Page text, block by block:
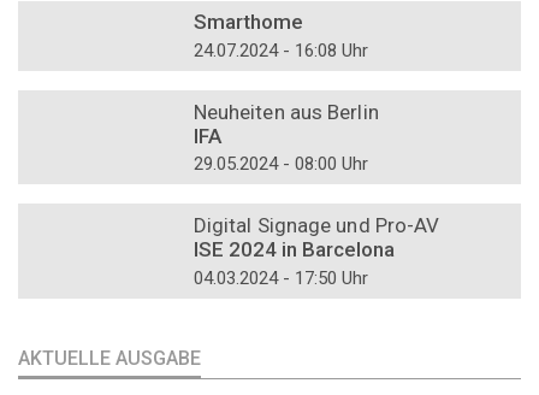
Smarthome
24.07.2024 - 16:08 Uhr
Neuheiten aus Berlin
IFA
29.05.2024 - 08:00 Uhr
Digital Signage und Pro-AV
ISE 2024 in Barcelona
04.03.2024 - 17:50 Uhr
AKTUELLE AUSGABE